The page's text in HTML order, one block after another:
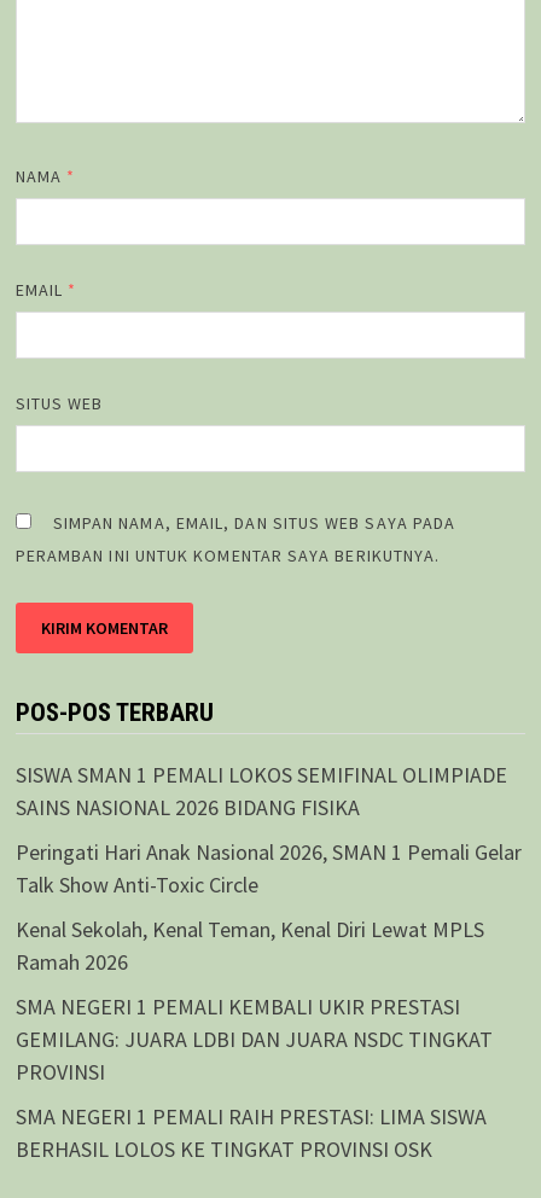
NAMA *
EMAIL *
SITUS WEB
SIMPAN NAMA, EMAIL, DAN SITUS WEB SAYA PADA
PERAMBAN INI UNTUK KOMENTAR SAYA BERIKUTNYA.
POS-POS TERBARU
SISWA SMAN 1 PEMALI LOKOS SEMIFINAL OLIMPIADE
SAINS NASIONAL 2026 BIDANG FISIKA
Peringati Hari Anak Nasional 2026, SMAN 1 Pemali Gelar
Talk Show Anti-Toxic Circle
Kenal Sekolah, Kenal Teman, Kenal Diri Lewat MPLS
Ramah 2026
SMA NEGERI 1 PEMALI KEMBALI UKIR PRESTASI
GEMILANG: JUARA LDBI DAN JUARA NSDC TINGKAT
PROVINSI
SMA NEGERI 1 PEMALI RAIH PRESTASI: LIMA SISWA
BERHASIL LOLOS KE TINGKAT PROVINSI OSK